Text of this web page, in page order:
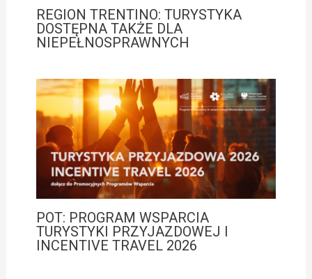
REGION TRENTINO: TURYSTYKA
DOSTĘPNA TAKŻE DLA
NIEPEŁNOSPRAWNYCH
POT: PROGRAM WSPARCIA
TURYSTYKI PRZYJAZDOWEJ I
INCENTIVE TRAVEL 2026